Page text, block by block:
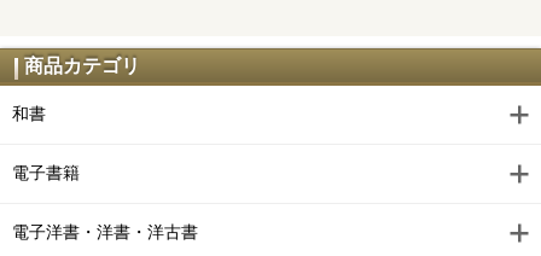
商品カテゴリ
和書
電子書籍
電子洋書・洋書・洋古書